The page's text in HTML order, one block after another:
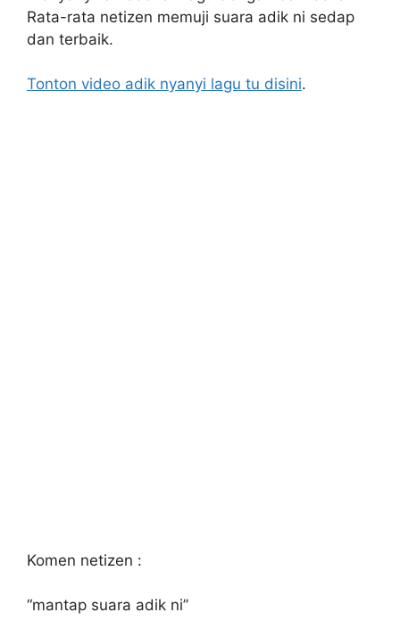
Rata-rata netizen memuji suara adik ni sedap
dan terbaik.
Tonton video adik nyanyi lagu tu disini.
Komen netizen :
“mantap suara adik ni”